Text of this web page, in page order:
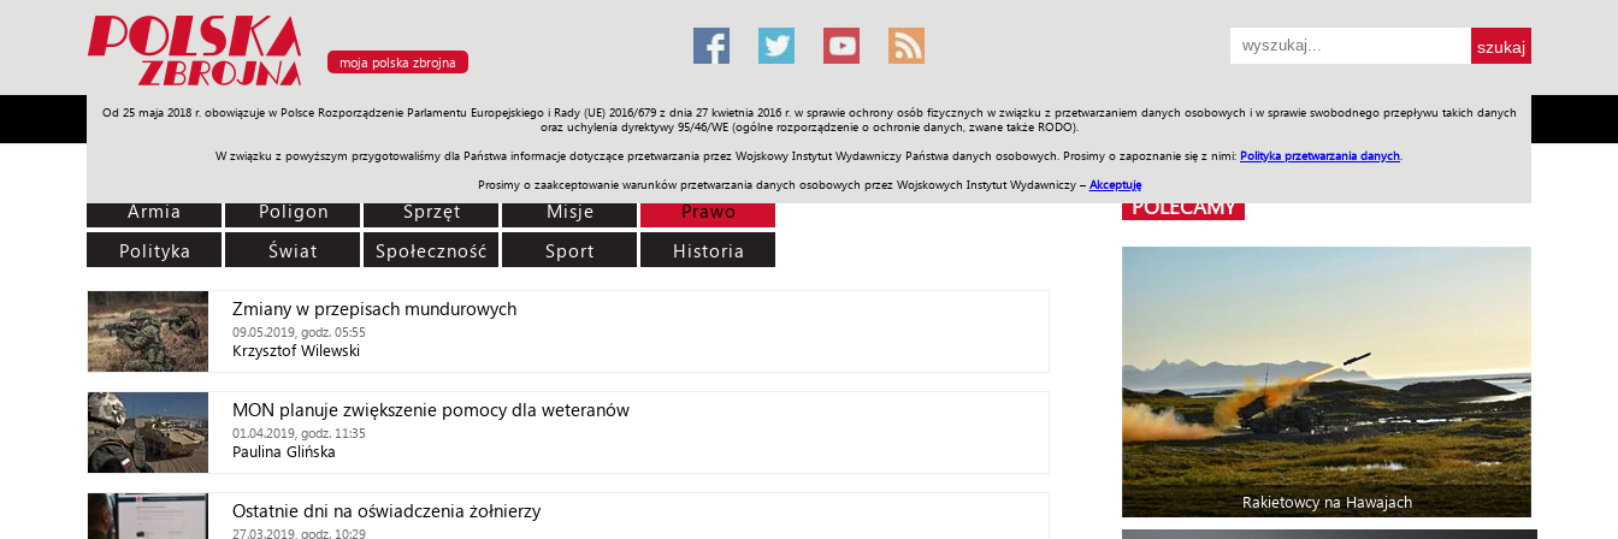
moja polska zbrojna
Od 25 maja 2018 r. obowiązuje w Polsce Rozporządzenie Parlamentu Europejskiego i Rady (UE) 2016/679 z dnia 27 kwietnia 2016 r. w sprawie ochrony osób fizycznych w związku z przetwarzaniem danych osobowych i w sprawie swobodnego przepływu takich danych
oraz uchylenia dyrektywy 95/46/WE (ogólne rozporządzenie o ochronie danych, zwane także RODO).
W związku z powyższym przygotowaliśmy dla Państwa informacje dotyczące przetwarzania przez Wojskowy Instytut Wydawniczy Państwa danych osobowych. Prosimy o zapoznanie się z nimi: Polityka przetwarzania danych
Prosimy o zaakceptowanie warunków przetwarzania danych osobowych przez Wojskowych Instytut Wydawniczy – Akceptuję
Armia Poligon Sprzęt Misje Polityka Prawo Świat Społeczność Sport Historia Galerie Wideo ENGLISH SKLEP Jednodniówki Praca w WIW
Armia Poligon Sprzęt Misje
Prawo
Polityka
Świat Społeczność Sport Historia
Zmiany w przepisach mundurowych
09.05.2019, godz. 05:55
Krzysztof Wilewski
MON planuje zwiększenie pomocy dla weteranów
01.04.2019, godz. 11:35
Paulina Glińska
Ostatnie dni na oświadczenia żołnierzy
27.03.2019, godz. 10:29
POLECAMY
Rakietowcy na Hawajach